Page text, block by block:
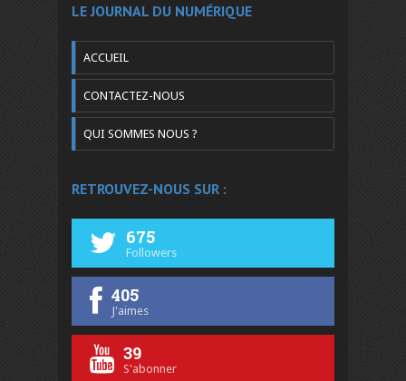
LE JOURNAL DU NUMÉRIQUE
ACCUEIL
CONTACTEZ-NOUS
QUI SOMMES NOUS ?
RETROUVEZ-NOUS SUR :
675
Followers
405
J'aimes
39
S'abonner